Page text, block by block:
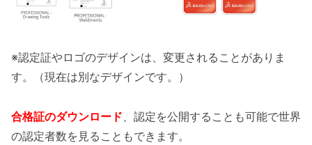
※認定証やロゴのデザインは、変更されることがありま
す。（現在は別なデザインです。）
合格証のダウンロード 、認定を公開することも可能で世界
の認定者数を見ることもできます。